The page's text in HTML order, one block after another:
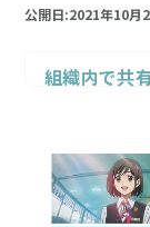
公開日:2021年10月
組織内で共